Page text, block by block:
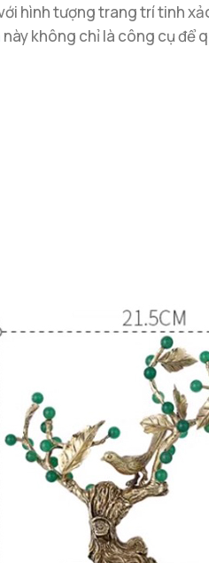
hình tượng trang trí tinh
này không chỉ là công cụ để